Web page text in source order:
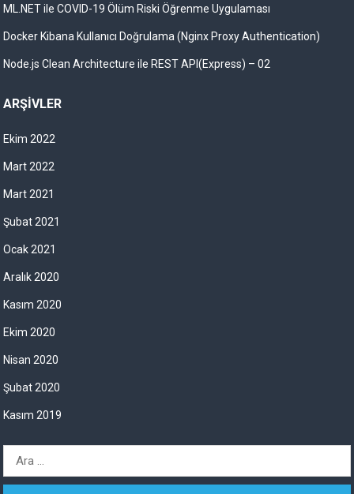
ML.NET ile COVID-19 Ölüm Riski Öğrenme Uygulaması
Docker Kibana Kullanıcı Doğrulama (Nginx Proxy Authentication)
Node.js Clean Architecture ile REST API(Express) – 02
ARŞIVLER
Ekim 2022
Mart 2022
Mart 2021
Şubat 2021
Ocak 2021
Aralık 2020
Kasım 2020
Ekim 2020
Nisan 2020
Şubat 2020
Kasım 2019
r